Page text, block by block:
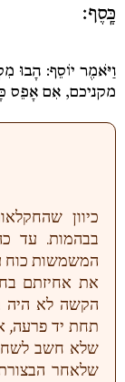
כָּֽסֶף׃
וַיֹּאמֶר יוֹסֵף: הָבוּ
מקניכם, אִם אָפֵס
כיוון
בבהמות. עד
המשמשות כוח
את אחיזתם
הקשה לא היה
תחת יד פרעה,
שלא חשב
שלאחר